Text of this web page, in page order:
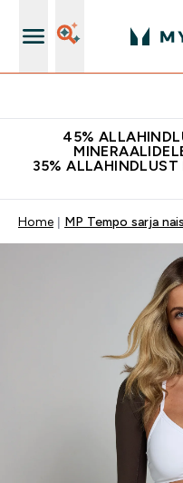
45%
35% ALLAHINDLUST
Home MP Tempo sarja